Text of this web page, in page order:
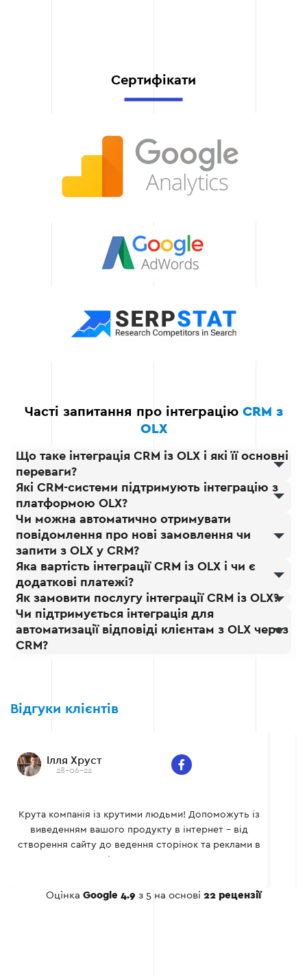
Гнучке налаштування
Ми враховуємо всі
налаштування системи
під конкретні потреби.
Це включає можливість
розширення функціоналу
Масштабованість
рішень
зростання вашого
бізнесу. Ви можете
Сертифікати
Часті запитання про інтеграцію CRM з
OLX
Що таке інтеграція CRM із OLX і які її основні
переваги?
Які CRM-системи підтримують інтеграцію з
платформою OLX?
Чи можна автоматично отримувати
повідомлення про нові замовлення чи
запити з OLX у CRM?
Яка вартість інтеграції CRM із OLX і чи є
додаткові платежі?
Як замовити послугу інтеграції CRM із OLX?
Чи підтримується інтеграція для
автоматизації відповіді клієнтам з OLX через
CRM?
Відгуки клієнтів
Ілля Хруст
28-06-22
Крута компанія із крутими людьми! Допоможуть із
виведенням вашого продукту в інтернет - від
створення сайту до ведення сторінок та реклами в
Оцінка Google 4.9 з 5 на основі 22 рецензії